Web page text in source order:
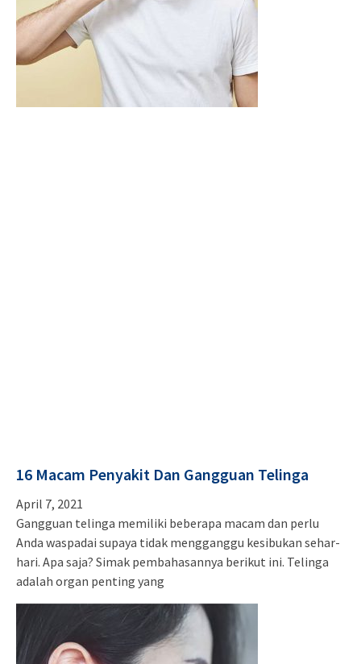
16 Macam Penyakit Dan Gangguan Telinga
April 7, 2021
Gangguan telinga memiliki beberapa macam dan perlu
Anda waspadai supaya tidak mengganggu kesibukan sehar-
hari. Apa saja? Simak pembahasannya berikut ini. Telinga
adalah organ penting yang